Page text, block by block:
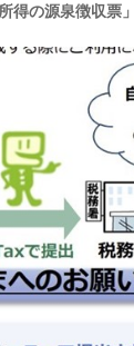
の源泉徴収票